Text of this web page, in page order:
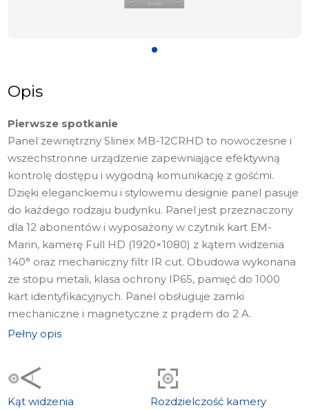
Opis
Pierwsze spotkanie
Panel zewnętrzny Slinex MB-12CRHD to nowoczesne i
wszechstronne urządzenie zapewniające efektywną
kontrolę dostępu i wygodną komunikację z gośćmi.
Dzięki eleganckiemu i stylowemu designie panel pasuje
do każdego rodzaju budynku. Panel jest przeznaczony
dla 12 abonentów i wyposażony w czytnik kart EM-
Marin, kamerę Full HD (1920×1080) z kątem widzenia
140° oraz mechaniczny filtr IR cut. Obudowa wykonana
ze stopu metali, klasa ochrony IP65, pamięć do 1000
kart identyfikacyjnych. Panel obsługuje zamki
mechaniczne i magnetyczne z prądem do 2 A.
Cechy szczególne
• Mechaniczny filtr IR cut
• Podświetlenie tabliczki z nazwiskami
• Czytnik kart EM-Marin
Pełny opis
Kąt widzenia
Rozdzielczość kamery